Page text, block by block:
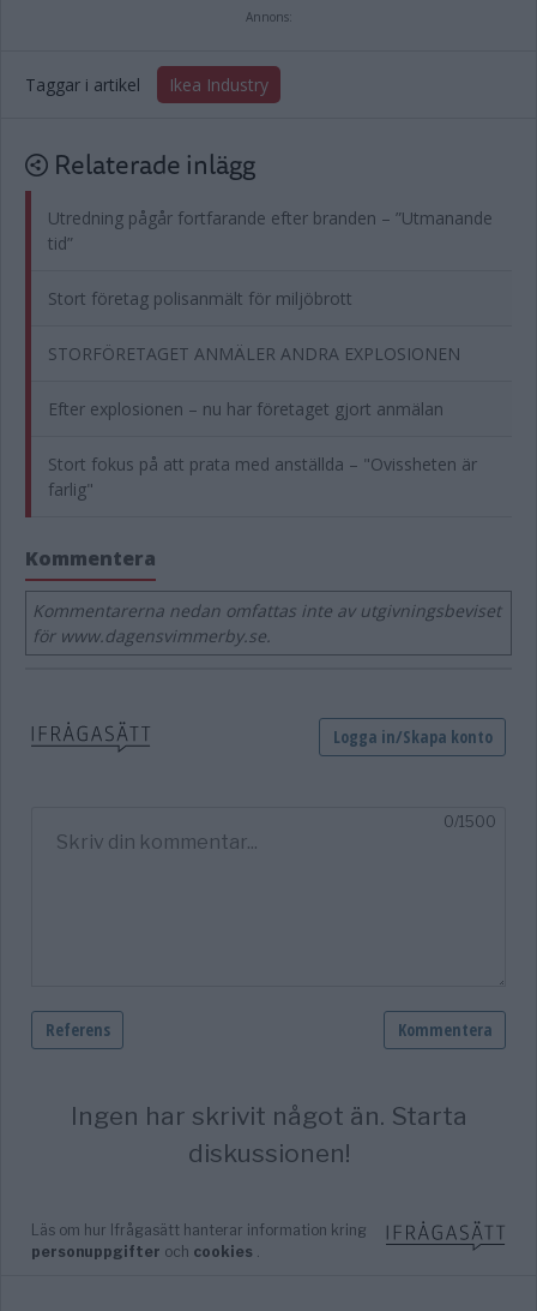
Annons:
Taggar i artikel Ikea Industry
Relaterade inlägg
Utredning pågår fortfarande efter branden – ”Utmanande
tid”
Stort företag polisanmält för miljöbrott
STORFÖRETAGET ANMÄLER ANDRA EXPLOSIONEN
Efter explosionen – nu har företaget gjort anmälan
Stort fokus på att prata med anställda – "Ovissheten är
farlig"
Kommentera
Kommentarerna nedan omfattas inte av utgivningsbeviset
för www.dagensvimmerby.se.